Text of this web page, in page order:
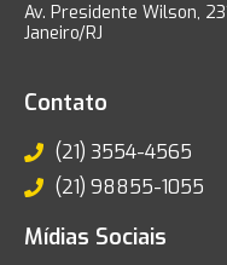
Av. Presidente Wilson,
Janeiro/RJ
Contato
(21) 3554-4565
(21) 98855-1055
Mídias Sociais